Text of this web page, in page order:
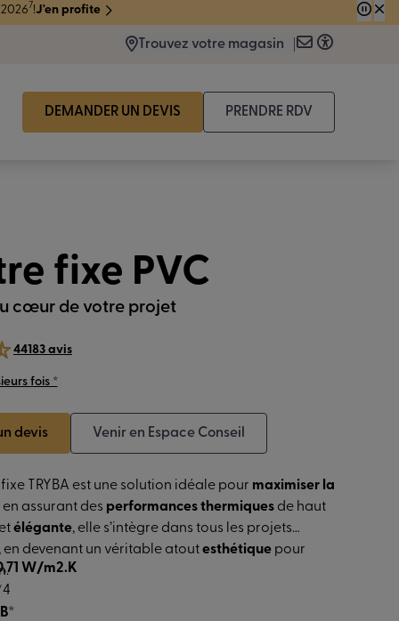
Trouvez votre magasin
DEMANDER UN DEVIS PRENDRE RDV
fixe PVC
cœur de votre projet
44183 avis
fois *
devis Venir en Espace Conseil
TRYBA est une solution idéale pour maximiser la
en assurant des performances thermiques de haut
élégante, elle s’intègre dans tous les projets
devenant un véritable atoutesthétique pour
W/m2.K